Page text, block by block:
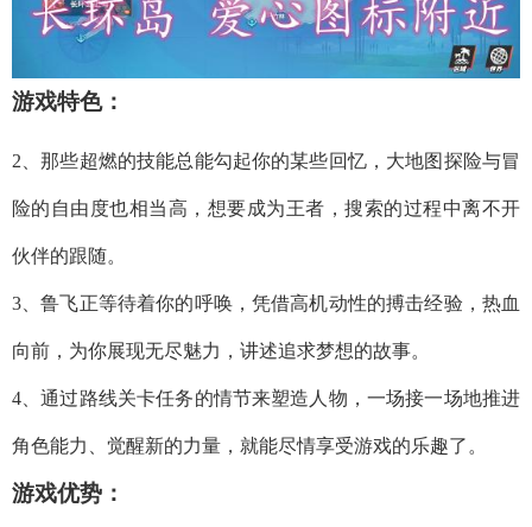
游戏特色：
2、那些超燃的技能总能勾起你的某些回忆，大地图探险与冒
险的自由度也相当高，想要成为王者，搜索的过程中离不开
伙伴的跟随。
3、鲁飞正等待着你的呼唤，凭借高机动性的搏击经验，热血
向前，为你展现无尽魅力，讲述追求梦想的故事。
4、通过路线关卡任务的情节来塑造人物，一场接一场地推进
角色能力、觉醒新的力量，就能尽情享受游戏的乐趣了。
游戏优势：